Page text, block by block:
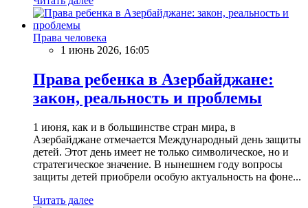
Права человека
1 июнь 2026, 16:05
Права ребенка в Азербайджане:
закон, реальность и проблемы
1 июня, как и в большинстве стран мира, в
Азербайджане отмечается Международный день защиты
детей. Этот день имеет не только символическое, но и
стратегическое значение. В нынешнем году вопросы
защиты детей приобрели особую актуальность на фоне...
Читать далее